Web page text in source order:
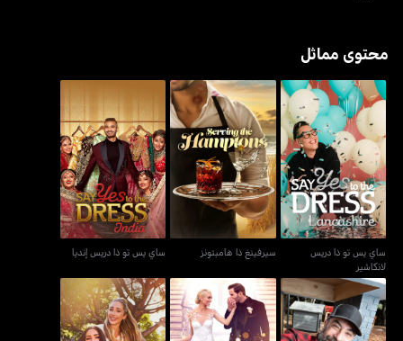
محتوى مماثل
ساي يس تو ذا دريس
لانكاشير
ساي يس تو ذا دريس
لانكاشير
سيرفينغ ذا هامبتونز
سيرفينغ ذا هامبتونز
ساي يس تو ذا دريس إنديا
ساي يس تو ذا دريس إنديا